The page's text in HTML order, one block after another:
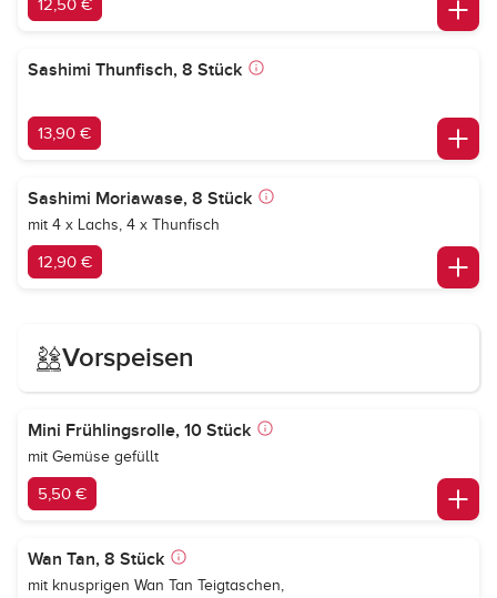
12,50 €
Sashimi Thunfisch, 8 Stück
13,90 €
Sashimi Moriawase, 8 Stück
mit 4 x Lachs, 4 x Thunfisch
12,90 €
Vorspeisen
Mini Frühlingsrolle, 10 Stück
mit Gemüse gefüllt
5,50 €
Wan Tan, 8 Stück
mit knusprigen Wan Tan Teigtaschen,